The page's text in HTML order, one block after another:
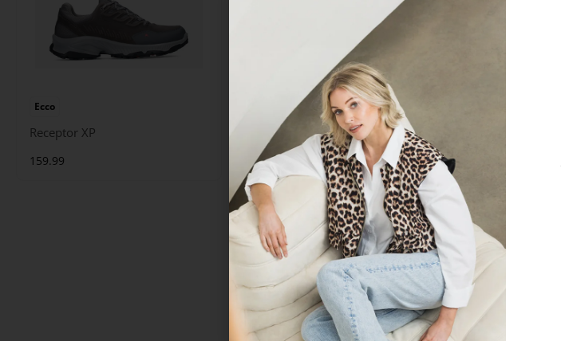
Ecco
Receptor XP
159.99
MX M
129.99